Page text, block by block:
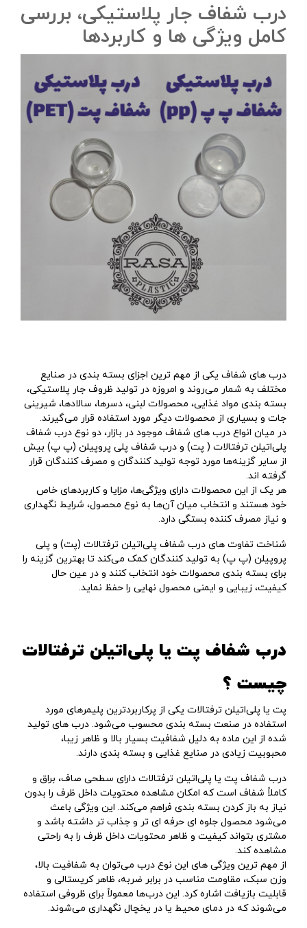
درب شفاف جار پلاستیکی، بررسی
کامل ویژگی ها و کاربردها
درب‌ های شفاف یکی از مهم‌ ترین اجزای بسته‌ بندی در صنایع
مختلف به شمار می‌روند و امروزه در تولید ظروف جار پلاستیکی،
بسته ‌بندی مواد غذایی، محصولات لبنی، دسرها، سالادها، شیرینی
‌جات و بسیاری از محصولات دیگر مورد استفاده قرار می‌گیرند.
در میان انواع درب‌ های شفاف موجود در بازار، دو نوع درب شفاف
پلی‌اتیلن ترفتالات ( پت) و درب شفاف پلی‌ پروپیلن (پ پ) بیش
از سایر گزینه‌ها مورد توجه تولید کنندگان و مصرف‌ کنندگان قرار
گرفته‌ اند.
هر یک از این محصولات دارای ویژگی‌ها، مزایا و کاربردهای خاص
خود هستند و انتخاب میان آن‌ها به نوع محصول، شرایط نگهداری
و نیاز مصرف ‌کننده بستگی دارد.
شناخت تفاوت‌ های درب شفاف پلی‌اتیلن ترفتالات (پت) و پلی‌
پروپیلن (پ پ) به تولید کنندگان کمک می‌کند تا بهترین گزینه را
برای بسته‌ بندی محصولات خود انتخاب کنند و در عین حال
کیفیت، زیبایی و ایمنی محصول نهایی را حفظ نماید.
درب شفاف پت یا پلی‌اتیلن ترفتالات
چیست ؟
پت یا پلی‌اتیلن ترفتالات یکی از پرکاربردترین پلیمرهای مورد
استفاده در صنعت بسته ‌بندی محسوب می‌شود. درب‌ های تولید
شده از این ماده به دلیل شفافیت بسیار بالا و ظاهر زیبا،
محبوبیت زیادی در صنایع غذایی و بسته‌ بندی دارند.
درب شفاف پت یا پلی‌اتیلن ترفتالات دارای سطحی صاف، براق و
کاملاً شفاف است که امکان مشاهده محتویات داخل ظرف را بدون
نیاز به باز کردن بسته‌ بندی فراهم می‌کند. این ویژگی باعث
می‌شود محصول جلوه‌ ای حرفه‌ ای ‌تر و جذاب ‌تر داشته باشد و
مشتری بتواند کیفیت و ظاهر محتویات داخل ظرف را به راحتی
مشاهده کند.
از مهم ‌ترین ویژگی ‌های این نوع درب می‌توان به شفافیت بالا،
وزن سبک، مقاومت مناسب در برابر ضربه، ظاهر کریستالی و
قابلیت بازیافت اشاره کرد. این درب‌ها معمولاً برای ظروفی استفاده
می‌شوند که در دمای محیط یا در یخچال نگهداری می‌شوند.